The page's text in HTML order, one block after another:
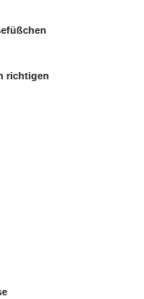
richtigen